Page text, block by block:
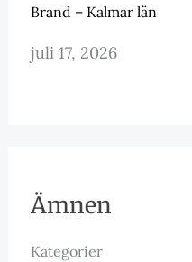
Brand – Kalmar län
juli 17, 2026
Ämnen
Kategorier